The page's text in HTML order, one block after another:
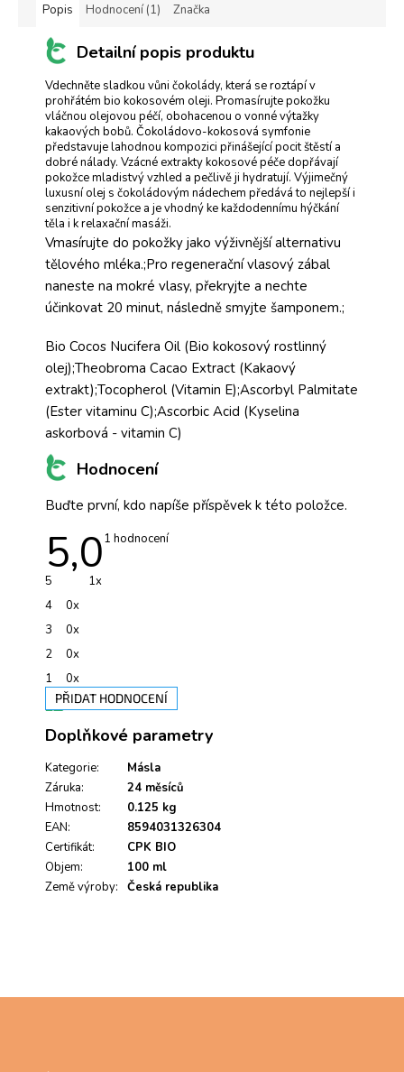
Popis Hodnocení (1) Značka
Detailní popis produktu
Vdechněte sladkou vůni čokolády, která se roztápí v
prohřátém bio kokosovém oleji. Promasírujte pokožku
vláčnou olejovou péčí, obohacenou o vonné výtažky
kakaových bobů. Čokoládovo-kokosová symfonie
představuje lahodnou kompozici přinášející pocit štěstí a
dobré nálady. Vzácné extrakty kokosové péče dopřávají
pokožce mladistvý vzhled a pečlivě ji hydratují. Výjimečný
luxusní olej s čokoládovým nádechem předává to nejlepší i
senzitivní pokožce a je vhodný ke každodennímu hýčkání
těla i k relaxační masáži.
Vmasírujte do pokožky jako výživnější alternativu
tělového mléka.;Pro regenerační vlasový zábal
naneste na mokré vlasy, překryjte a nechte
účinkovat 20 minut, následně smyjte šamponem.;
Bio Cocos Nucifera Oil (Bio kokosový rostlinný
olej);Theobroma Cacao Extract (Kakaový
extrakt);Tocopherol (Vitamin E);Ascorbyl Palmitate
(Ester vitaminu C);Ascorbic Acid (Kyselina
askorbová - vitamin C)
Hodnocení
Buďte první, kdo napíše příspěvek k této položce.
5,0Průměrné
1 hodnocení
5
1x
4
0x
3
0x
2
0x
1
0x
PŘIDAT HODNOCENÍ
ý
i
s
h
d
n
o
c
Doplňkové parametry
Kategorie:
Másla
Záruka:
24 měsíců
Hmotnost:
0.125 kg
EAN:
8594031326304
Certifikát:
CPK BIO
Objem:
100 ml
Země výroby: Česká republika